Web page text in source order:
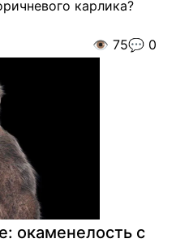
карлика?
👁️ 75💬 0
окаменелость с